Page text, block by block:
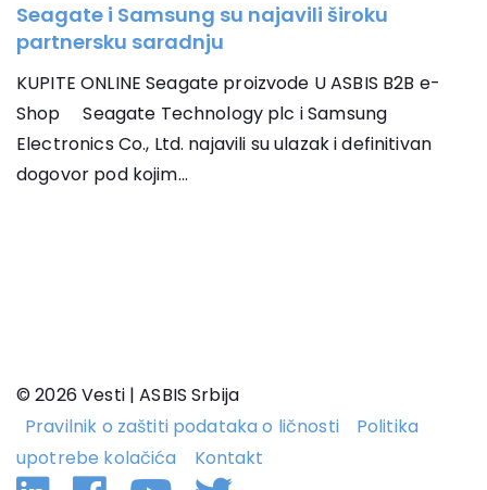
Seagate i Samsung su najavili široku
partnersku saradnju
KUPITE ONLINE Seagate proizvode U ASBIS B2B e-
Shop Seagate Technology plc i Samsung
Electronics Co., Ltd. najavili su ulazak i definitivan
dogovor pod kojim...
© 2026 Vesti | ASBIS Srbija
Pravilnik o zaštiti podataka o ličnosti
Politika
upotrebe kolačića
Kontakt